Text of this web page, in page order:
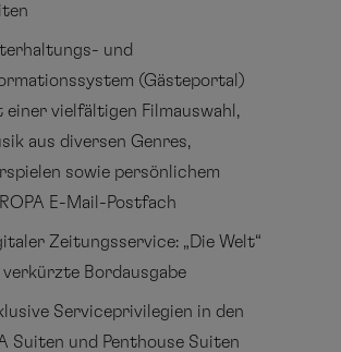
und
(Gästeportal)
einer vielfältigen Filmauswahl,
aus diversen Genres,
sowie persönlichem
E-Mail-Postfach
Zeitungsservice: „Die Welt“
verkürzte Bordausgabe
Serviceprivilegien in den
Suiten und Penthouse Suiten